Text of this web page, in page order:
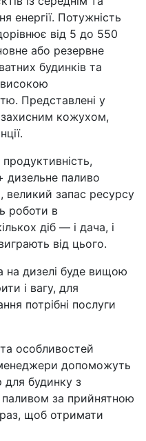
енергії. Потужність
від 5 до 550
або резервне
будинків та
високою
Представлені у
захисним кожухом,
дизельне паливо
запас ресурсу
роботи в
діб — і дача, і
від цього.
на дизелі буде вищою
і вагу, для
потрібні послуги
особливостей
допоможуть
для будинку з
за прийнятною
щоб отримати